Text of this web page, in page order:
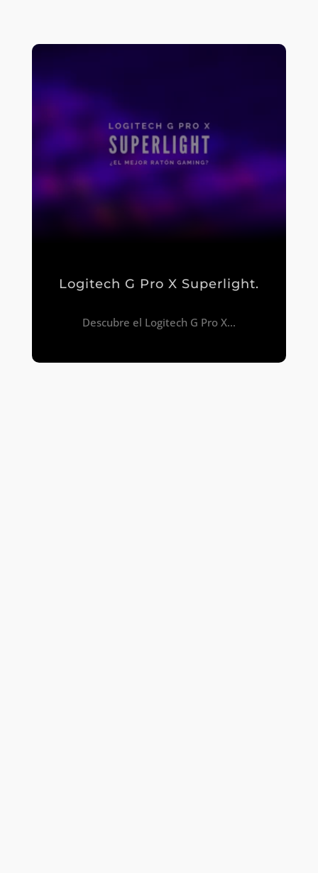
Logitech G Pro X Superlight.
Descubre el Logitech G Pro X...